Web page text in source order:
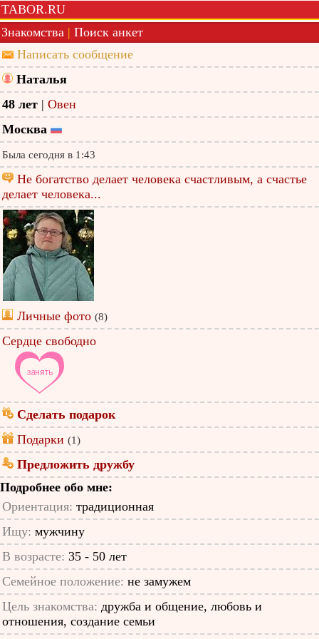
TABOR.RU
Знакомства | Поиск анкет
Написать сообщение
Наталья
48 лет | Овен
Москва
Была сегодня в 1:43
Не богатство делает человека счастливым, а счастье
делает человека...
Личные фото (8)
Сердце свободно
Сделать подарок
Подарки (1)
Предложить дружбу
Подробнее обо мне:
Ориентация: традиционная
Ищу: мужчину
В возрасте: 35 - 50 лет
Семейное положение: не замужем
Цель знакомства: дружба и общение, любовь и
отношения, создание семьи